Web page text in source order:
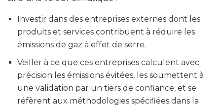
Investir dans des entreprises externes dont les
produits et services contribuent à réduire les
émissions de gaz à effet de serre.
Veiller à ce que ces entreprises calculent avec
précision les émissions évitées, les soumettent à
une validation par un tiers de confiance, et se
réfèrent aux méthodologies spécifiées dans la